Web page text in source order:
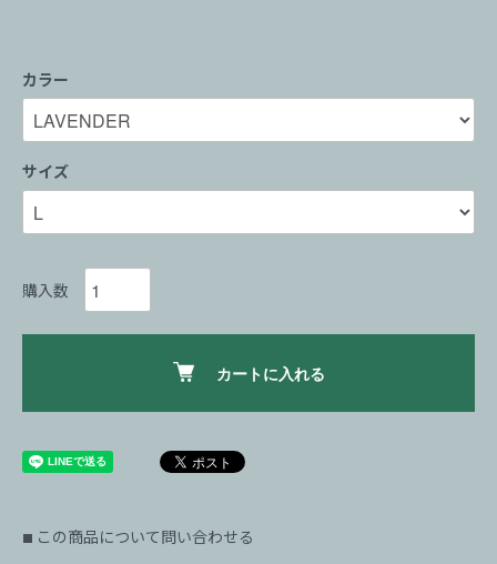
カラー
サイズ
購入数
カートに入れる
■ この商品について問い合わせる